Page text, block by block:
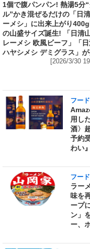
1個で腹パンパン! 熱湯5分
ル”かき混ぜるだけの「日
ーメシ」に出来上がり
の山盛サイズ誕生! 「日清
レーメシ 欧風ビーフ」「
ハヤシメシ デミグラス」
[2026/3/30
フード
用し
酒〉
予約
わい』
フード
ラー
味を
ープ
ン」
ー、